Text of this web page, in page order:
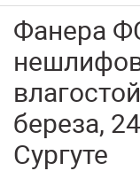
Фанера
береза,
Сургуте
Организациям
Опыт поставок
Статьи
Контакты